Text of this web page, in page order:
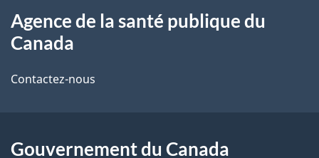
i
s
propos
ce
Agence de la santé publique du
Canada
Contactez-nous
Gouvernement du Canada